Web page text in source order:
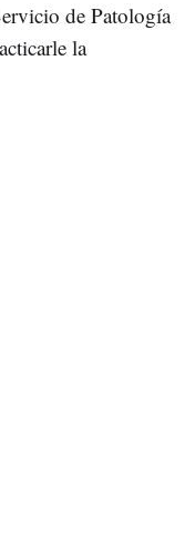
de Patología
la